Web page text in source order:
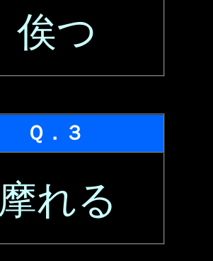
俟つ
Ｑ．３
摩れる